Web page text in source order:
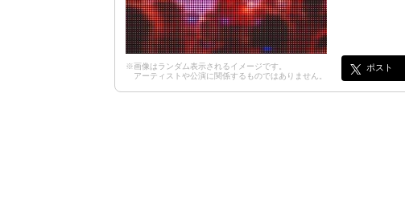
※画像はランダム表示されるイメージです。
アーティストや公演に関係するものではありません。
ポスト